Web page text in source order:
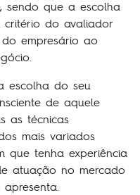
sendo que a escolha
do avaliador
empresário ao
escolha do seu
de aquele
as técnicas
mais variados
que tenha experiência
atuação no mercado